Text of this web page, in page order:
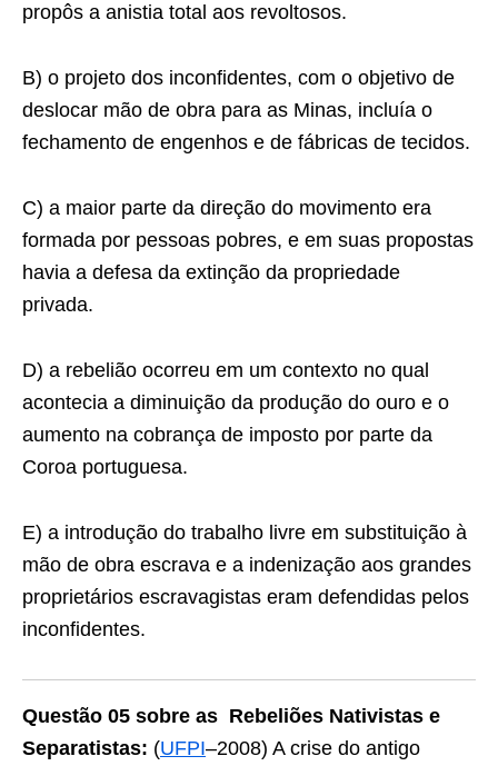
propôs a anistia total aos revoltosos.
B) o projeto dos inconfidentes, com o objetivo de
deslocar mão de obra para as Minas, incluía o
fechamento de engenhos e de fábricas de tecidos.
C) a maior parte da direção do movimento era
formada por pessoas pobres, e em suas propostas
havia a defesa da extinção da propriedade
privada.
D) a rebelião ocorreu em um contexto no qual
acontecia a diminuição da produção do ouro e o
aumento na cobrança de imposto por parte da
Coroa portuguesa.
E) a introdução do trabalho livre em substituição à
mão de obra escrava e a indenização aos grandes
proprietários escravagistas eram defendidas pelos
inconfidentes.
Questão 05 sobre as Rebeliões Nativistas e
Separatistas: (UFPI–2008) A crise do antigo